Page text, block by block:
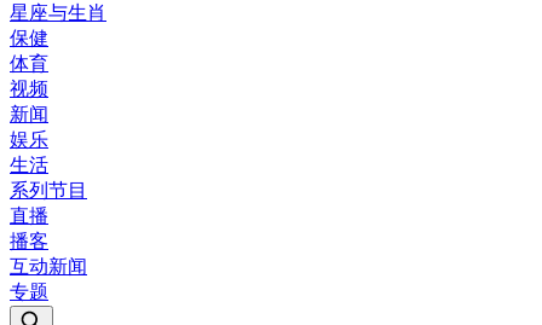
星座与生肖
保健
体育
视频
新闻
娱乐
生活
系列节目
直播
播客
互动新闻
专题